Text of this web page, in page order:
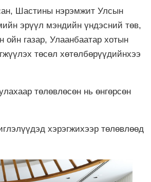
Шастины нэрэмжит Улсын
эрүүл мэндийн үндэсний төв,
газар, Улаанбаатар хотын
төсөл хөтөлбөрүүдийнхээ
төлөвлөсөн нь өнгөрсөн
хэрэгжихээр төлөвлөөд